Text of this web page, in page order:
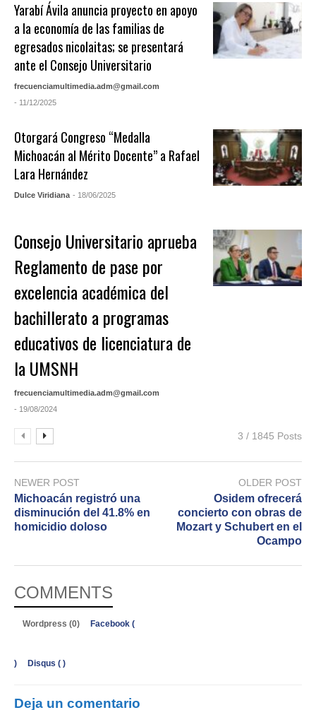
Yarabí Ávila anuncia proyecto en apoyo
a la economía de las familias de
egresados nicolaitas; se presentará
ante el Consejo Universitario
frecuenciamultimedia.adm@gmail.com
- 11/12/2025
Otorgará Congreso “Medalla
Michoacán al Mérito Docente” a Rafael
Lara Hernández
Dulce Viridiana - 18/06/2025
Consejo Universitario aprueba
Reglamento de pase por
excelencia académica del
bachillerato a programas
educativos de licenciatura de
la UMSNH
frecuenciamultimedia.adm@gmail.com
- 19/08/2024
3 / 1845 Posts
NEWER POST
Michoacán registró una
disminución del 41.8% en
homicidio doloso
OLDER POST
Osidem ofrecerá
concierto con obras de
Mozart y Schubert en el
Ocampo
COMMENTS
Wordpress (0) Facebook (
) Disqus ( )
Deja un comentario